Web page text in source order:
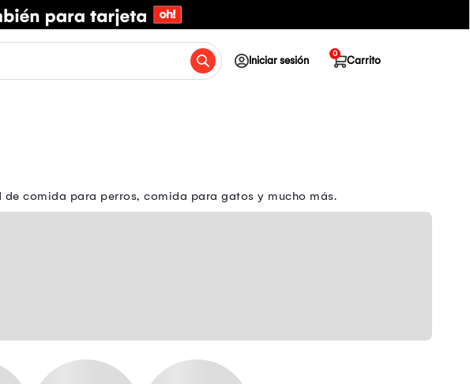
Iniciar sesión Carrito
0
comida para perros, comida para gatos y mucho más.